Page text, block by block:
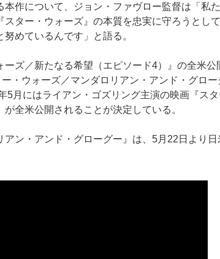
作について、ジョン・ファヴロー監督は「私
ター・ウォーズ』の本質を忠実に守ろうとし
めているんです」と語る。
ズ／新たなる希望（エピソード4）』の全米公
・ウォーズ／マンダロリアン・アンド・グロー
月にはライアン・ゴズリング主演の映画『スタ
全米公開されることが決定している。
ン・アンド・グローグー』は、5月22日より日